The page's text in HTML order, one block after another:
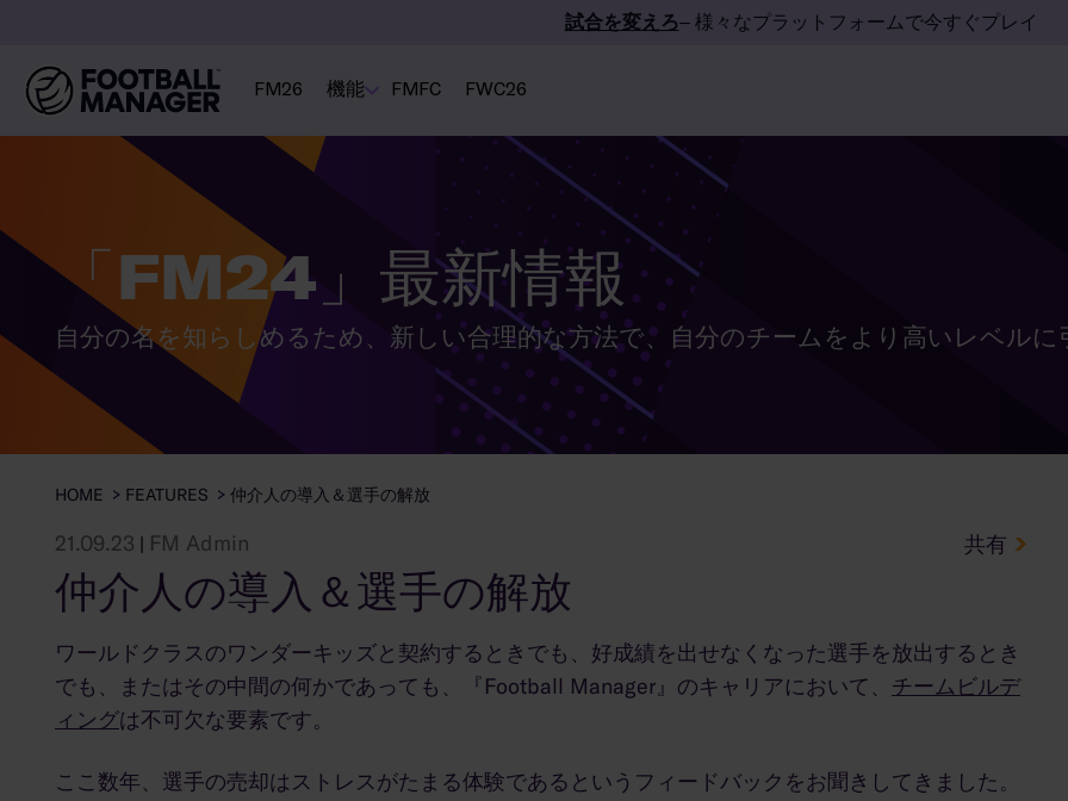
試合を変えろ– 様々なプラットフォームで今すぐプレイ
FM26 機能 FMFC FWC26
「FM24」最新情報
自分の名を知らしめるため、新しい合理的な方法で、自分のチームをより高いレベル
HOME FEATURES 仲介人の導入＆選手の解放
21.09.23 | FM Admin 共有
仲介人の導入＆選手の解放
ワールドクラスのワンダーキッズと契約するときでも、好成績を出せなくなった選手を放出するとき
でも、またはその中間の何かであっても、『Football Manager』のキャリアにおいて、 チームビルデ
ィングは不可欠な要素です。
ここ数年、選手の売却はストレスがたまる体験であるというフィードバックをお聞きしてきました。